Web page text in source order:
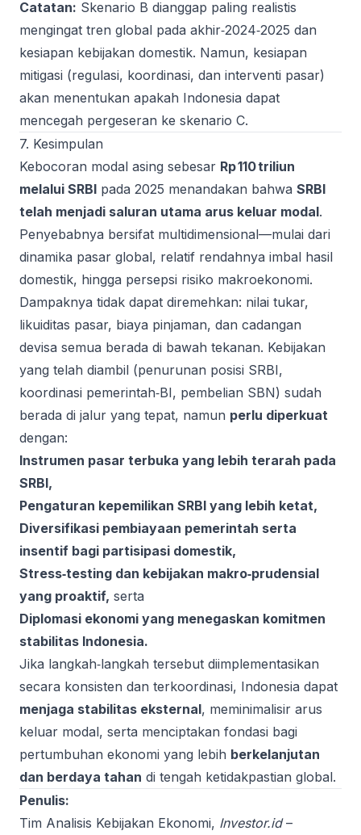
Catatan: Skenario B dianggap paling realistis
mengingat tren global pada akhir‑2024‑2025 dan
kesiapan kebijakan domestik. Namun, kesiapan
mitigasi (regulasi, koordinasi, dan interventi pasar)
akan menentukan apakah Indonesia dapat
mencegah pergeseran ke skenario C.
7. Kesimpulan
Kebocoran modal asing sebesar Rp 110 triliun
melalui SRBI pada 2025 menandakan bahwa SRBI
telah menjadi saluran utama arus keluar modal.
Penyebabnya bersifat multidimensional—mulai dari
dinamika pasar global, relatif rendahnya imbal hasil
domestik, hingga persepsi risiko makroekonomi.
Dampaknya tidak dapat diremehkan: nilai tukar,
likuiditas pasar, biaya pinjaman, dan cadangan
devisa semua berada di bawah tekanan. Kebijakan
yang telah diambil (penurunan posisi SRBI,
koordinasi pemerintah‑BI, pembelian SBN) sudah
berada di jalur yang tepat, namun perlu diperkuat
dengan:
Instrumen pasar terbuka yang lebih terarah pada
SRBI,
Pengaturan kepemilikan SRBI yang lebih ketat,
Diversifikasi pembiayaan pemerintah serta
insentif bagi partisipasi domestik,
Stress‑testing dan kebijakan makro‑prudensial
yang proaktif, serta
Diplomasi ekonomi yang menegaskan komitmen
stabilitas Indonesia.
Jika langkah‑langkah tersebut diimplementasikan
secara konsisten dan terkoordinasi, Indonesia dapat
menjaga stabilitas eksternal, meminimalisir arus
keluar modal, serta menciptakan fondasi bagi
pertumbuhan ekonomi yang lebih berkelanjutan
dan berdaya tahan di tengah ketidakpastian global.
Penulis:
Tim Analisis Kebijakan Ekonomi, Investor.id–